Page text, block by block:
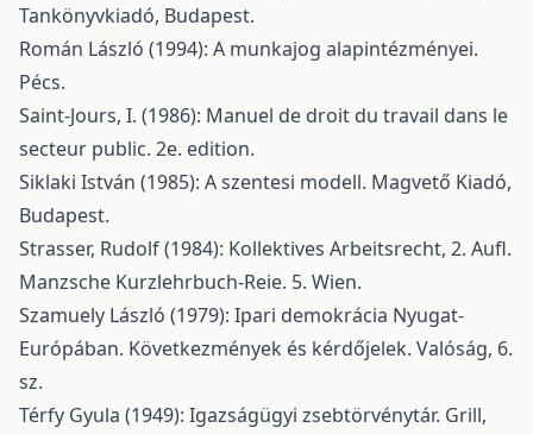
Tankönyvkiadó, Budapest.
Román László (1994): A munkajog alapintézményei.
Pécs.
Saint-Jours, I. (1986): Manuel de droit du travail dans le
secteur public. 2e. edition.
Siklaki István (1985): A szentesi modell. Magvető Kiadó,
Budapest.
Strasser, Rudolf (1984): Kollektives Arbeitsrecht, 2. Aufl.
Manzsche Kurzlehrbuch-Reie. 5. Wien.
Szamuely László (1979): Ipari demokrácia Nyugat-
Európában. Következmények és kérdőjelek. Valóság, 6.
sz.
Térfy Gyula (1949): Igazságügyi zsebtörvénytár. Grill,